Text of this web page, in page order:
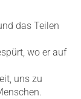
das Teilen
wo er auf
uns zu